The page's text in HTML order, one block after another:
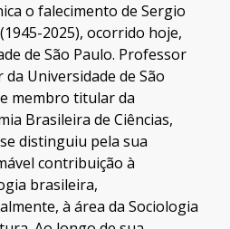
o falecimento de Sergio
2025), ocorrido hoje,
de São Paulo. Professor
Universidade de São
membro titular da
Brasileira de Ciências,
distinguiu pela sua
contribuição à
brasileira,
à área da Sociologia